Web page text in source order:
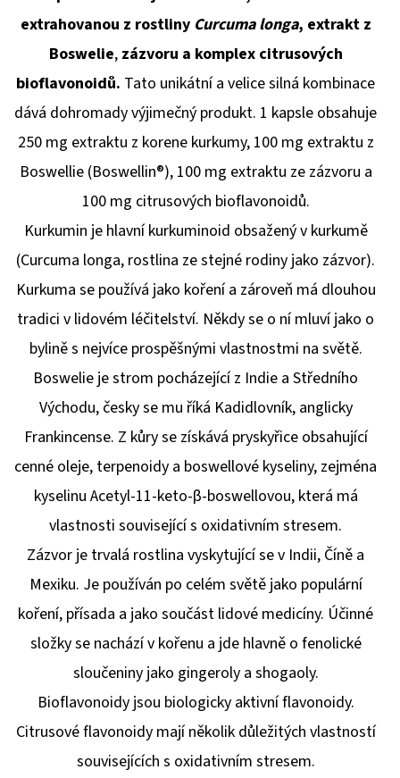
extrahovanou z rostliny Curcuma longa, extrakt z
Boswelie, zázvoru a komplex citrusových
bioflavonoidů. Tato unikátní a velice silná kombinace
dává dohromady výjimečný produkt. 1 kapsle obsahuje
250 mg extraktu z korene kurkumy, 100 mg extraktu z
Boswellie (Boswellin®), 100 mg extraktu ze zázvoru a
100 mg citrusových bioflavonoidů.
Kurkumin je hlavní kurkuminoid obsažený v kurkumě
(Curcuma longa, rostlina ze stejné rodiny jako zázvor).
Kurkuma se používá jako koření a zároveň má dlouhou
tradici v lidovém léčitelství. Někdy se o ní mluví jako o
bylině s nejvíce prospěšnými vlastnostmi na světě.
Boswelie je strom pocházející z Indie a Středního
Východu, česky se mu říká Kadidlovník, anglicky
Frankincense. Z kůry se získává pryskyřice obsahující
cenné oleje, terpenoidy a boswellové kyseliny, zejména
kyselinu Acetyl-11-keto-β-boswellovou, která má
vlastnosti související s oxidativním stresem.
Zázvor je trvalá rostlina vyskytující se v Indii, Číně a
Mexiku. Je používán po celém světě jako populární
koření, přísada a jako součást lidové medicíny. Účinné
složky se nachází v kořenu a jde hlavně o fenolické
sloučeniny jako gingeroly a shogaoly.
Bioflavonoidy jsou biologicky aktivní flavonoidy.
Citrusové flavonoidy mají několik důležitých vlastností
souvisejících s oxidativním stresem.
HARAMAIN
AMBER
OUD
TOBACCO
EDP
100ML
Kč